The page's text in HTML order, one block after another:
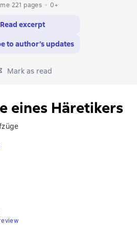
221 pages
0+
Read excerpt
to author’s updates
Mark as read
eines Häretikers